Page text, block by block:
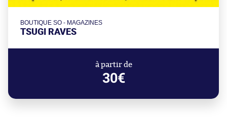
BOUTIQUE SO - MAGAZINES
TSUGI RAVES
à partir de
30€